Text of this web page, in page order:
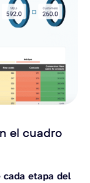
el cuadro
cada etapa del